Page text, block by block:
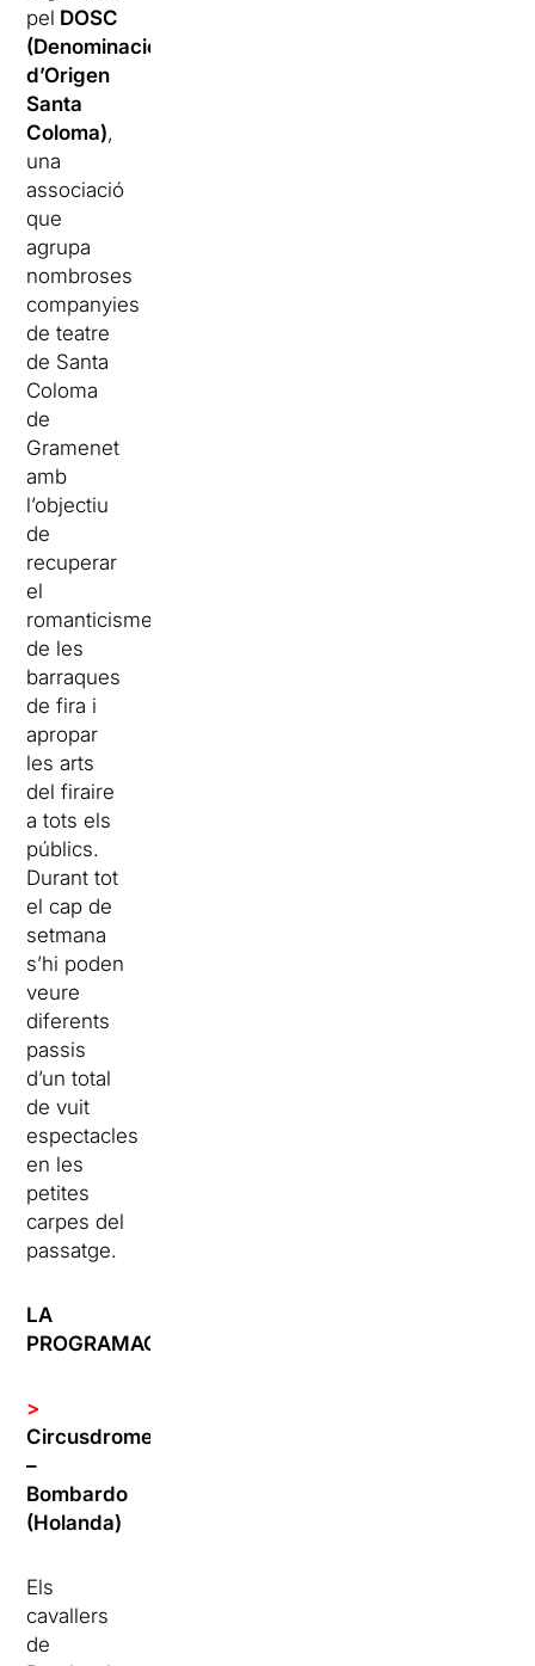
pel DOSC
(Denominació
d’Origen
Santa
Coloma),
una
associació
que
agrupa
nombroses
companyies
de teatre
de Santa
Coloma
de
Gramenet
amb
l’objectiu
de
recuperar
el
romanticisme
de les
barraques
de fira i
apropar
les arts
del firaire
a tots els
públics.
Durant tot
el cap de
setmana
s’hi poden
veure
diferents
passis
d’un total
de vuit
espectacles
en les
petites
carpes del
passatge.
LA
PROGRAMACIÓ:
>
Circusdrome
–
Bombardo
(Holanda)
Els
cavallers
de